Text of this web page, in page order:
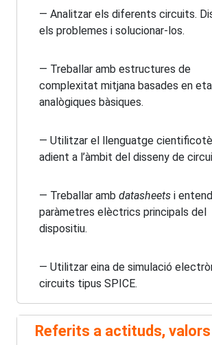
— Analitzar els diferents circuits.
els problemes i solucionar-los.
— Treballar amb estructures de
complexitat mitjana basades en
analògiques bàsiques.
— Utilitzar el llenguatge
adient a l’àmbit del disseny de
— Treballar amb datasheets i
paràmetres elèctrics principals del
dispositiu.
— Utilitzar eina de simulació
circuits tipus SPICE.
Referits a actituds,